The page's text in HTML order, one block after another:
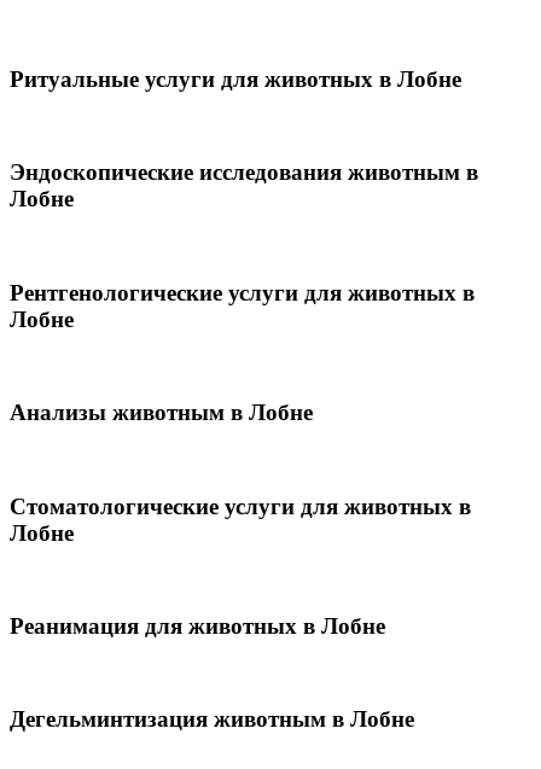
Ритуальные услуги для животных в Лобне
Эндоскопические исследования животным в
Лобне
Рентгенологические услуги для животных в
Лобне
Анализы животным в Лобне
Стоматологические услуги для животных в
Лобне
Реанимация для животных в Лобне
Дегельминтизация животным в Лобне